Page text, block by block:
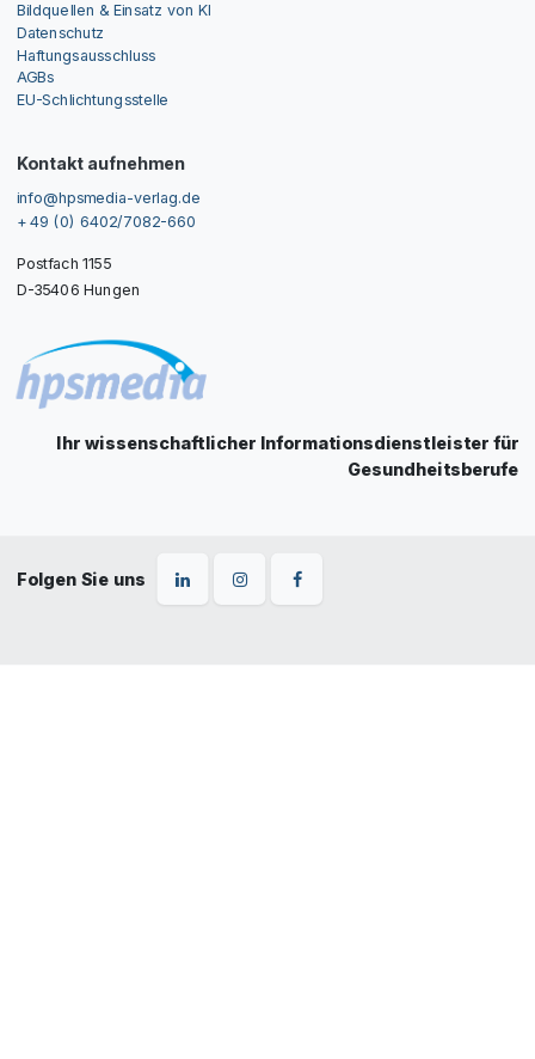
Bildquellen & Einsatz von KI
Datenschutz
Haftungsausschluss
AGBs
EU-Schlichtungsstelle
Kontakt aufnehmen
info@hpsmedia-verlag.de
+ 49 (0) 6402/7082-660
Postfach 1155
D-35406 Hungen
Ihr wissenschaftlicher Informationsdienstleister für
Gesundheitsberufe
Folgen Sie uns